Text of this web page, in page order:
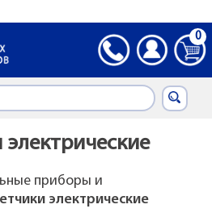
0
электрические
приборы и
электрические